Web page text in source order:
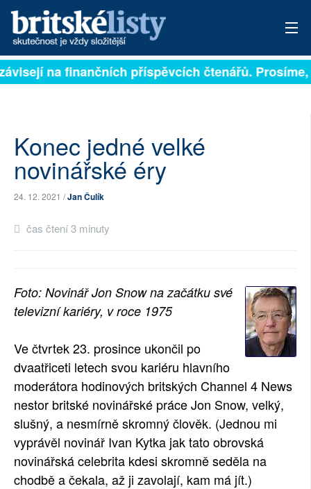
PŘIHLÁSIT
ARCHIV
ROZHOVORY
TÉMATA
NEJČTENĚJŠÍ ZA 7 DNÍ
PŘÍSPĚVKY NA PROVOZ
RUBRIKY
PLNÁ VERZE STRÁNEK
na finančních příspěvcích čtenářů. Prosíme,
Konec jedné velké
novinářské éry
24. 12. 2021 /Jan Čulík
čas čtení 3 minuty
Foto: Novinář Jon Snow na začátku své
televizní kariéry, v roce 1975
Ve čtvrtek 23. prosince ukončil po
dvaatřiceti letech svou kariéru hlavního
moderátora hodinových britských Channel 4 News
nestor britské novinářské práce Jon Snow, velký,
slušný, a nesmírně skromný člověk. (Jednou mi
vyprávěl novinář Ivan Kytka jak tato obrovská
novinářská celebrita kdesi skromně seděla na
chodbě a čekala, až ji zavolají, kam má jít.)